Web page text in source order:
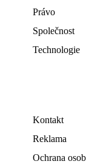
Právo
Společnost
Technologie
Kontakt
Reklama
Ochrana